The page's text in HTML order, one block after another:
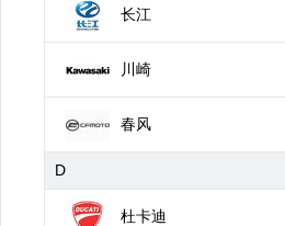
长江
川崎
春风
D
杜卡迪